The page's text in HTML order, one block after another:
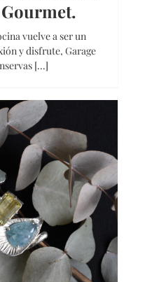
vuelve a ser un
y disfrute, Garage
[...]